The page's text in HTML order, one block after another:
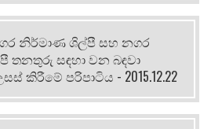
නිර්මාණ ශිල්පී සහ නගර
තනතුරු සඳහා වන බඳවා
කිරීමේ පරිපාටිය - 2015.12.22